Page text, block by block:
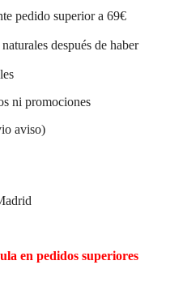
pedido superior a 69€
después de haber
ni promociones
aviso)
en pedidos superiores